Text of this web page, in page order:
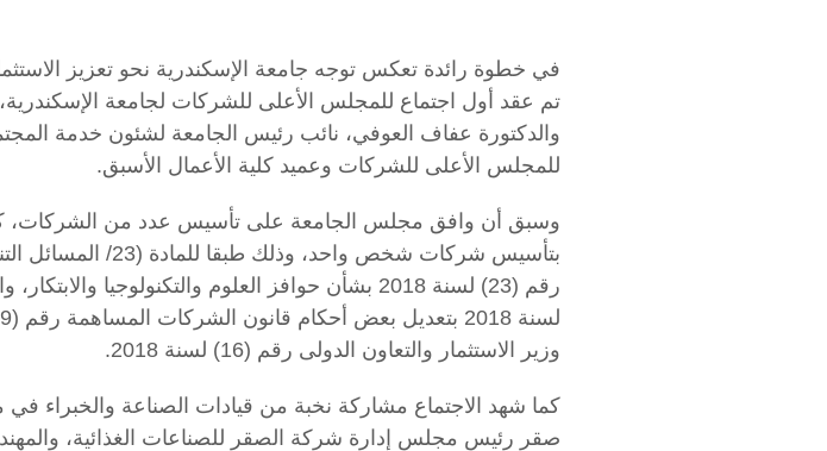
في خطوة رائدة تعكس توجه جامعة الإسكندرية نحو تعزيز
تم عقد أول اجتماع للمجلس الأعلى للشركات لجامعة
والدكتورة عفاف العوفي، نائب رئيس الجامعة لشئون خدمة
للمجلس الأعلى للشركات وعميد كلية الأعمال الأسبق.
وسبق أن وافق مجلس الجامعة على تأسيس عدد من الشركات، كما
وزير الاستثمار والتعاون الدولى رقم (16) لسنة 2018.
كما شهد الاجتماع مشاركة نخبة من قيادات الصناعة والخبراء في
صقر رئيس مجلس إدارة شركة الصقر للصناعات الغذائية،